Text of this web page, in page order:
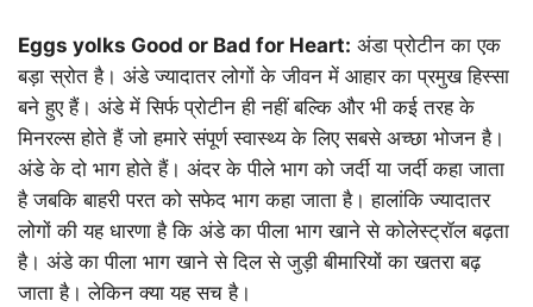
Eggs yolks Good or Bad for Heart: अंडा प्रोटीन का एक
बड़ा स्रोत है। अंडे ज्यादातर लोगों के जीवन में आहार का प्रमुख हिस्सा
बने हुए हैं। अंडे में सिर्फ प्रोटीन ही नहीं बल्कि और भी कई तरह के
मिनरल्स होते हैं जो हमारे संपूर्ण स्वास्थ्य के लिए सबसे अच्छा भोजन है।
अंडे के दो भाग होते हैं। अंदर के पीले भाग को जर्दी या जर्दी कहा जाता
है जबकि बाहरी परत को सफेद भाग कहा जाता है। हालांकि ज्यादातर
लोगों की यह धारणा है कि अंडे का पीला भाग खाने से कोलेस्ट्रॉल बढ़ता
है। अंडे का पीला भाग खाने से दिल से जुड़ी बीमारियों का खतरा बढ़
जाता है। लेकिन क्या यह सच है।